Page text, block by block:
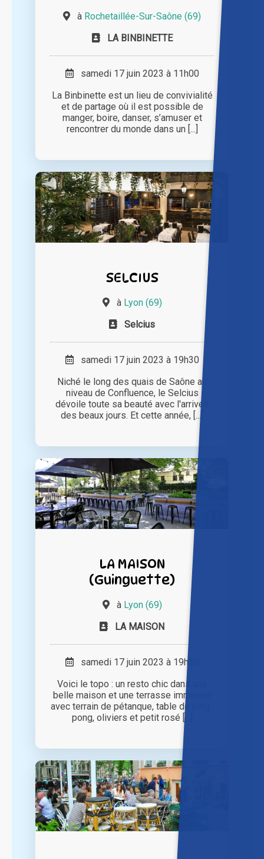
à Rochetaillée-Sur-Saône (69)
LA BINBINETTE
samedi 17 juin 2023 à 11h00
La Binbinette est un lieu de convivialité
et de partage où il est possible de
manger, boire, danser, s’amuser et
rencontrer du monde dans un [...]
SELCIUS
à Lyon (69)
Selcius
samedi 17 juin 2023 à 19h30
Niché le long des quais de Saône au
niveau de Confluence, le Selcius
dévoile toute sa beauté avec l'arrivée
des beaux jours. Et cette année, [...]
LA MAISON
(Guinguette)
à Lyon (69)
LA MAISON
samedi 17 juin 2023 à 19h30
Voici le topo : un resto chic dans une
belle maison et une terrasse immense
avec terrain de pétanque, table de ping-
pong, oliviers et petit rosé [...]